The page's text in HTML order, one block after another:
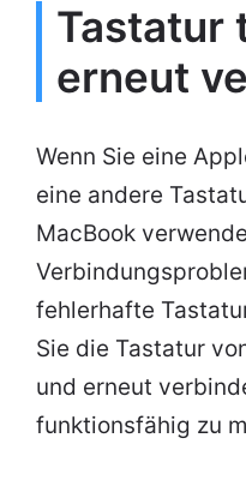
Tastatur
erneut
Wenn Sie eine
eine andere
MacBook
fehlerhafte
Sie die Tastatur
und erneut
funktionsfähig zu